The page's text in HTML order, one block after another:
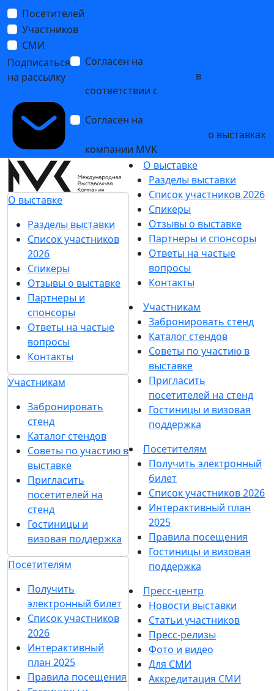
Посетителей
Участников
СМИ
Подписаться
на рассылку
Согласен на
в
соответствии с
Согласен на
о выставках
компании MVK
О выставке
Разделы выставки
Список участников
2026
Спикеры
Отзывы о выставке
Партнеры и
спонсоры
Ответы на частые
вопросы
Контакты
Участникам
Забронировать
стенд
Каталог стендов
Советы по участию в
выставке
Пригласить
посетителей на
стенд
Гостиницы и
визовая поддержка
Посетителям
Получить
электронный билет
Список участников
2026
Интерактивный
план 2025
Правила посещения
О выставке
Разделы выставки
Список участников 2026
Спикеры
Отзывы о выставке
Партнеры и спонсоры
Ответы на частые
вопросы
Контакты
Участникам
Забронировать стенд
Каталог стендов
Советы по участию в
выставке
Пригласить
посетителей на стенд
Гостиницы и визовая
поддержка
Посетителям
Получить электронный
билет
Список участников 2026
Интерактивный план
2025
Правила посещения
Гостиницы и визовая
поддержка
Пресс-центр
Новости выставки
Статьи участников
Пресс-релизы
Фото и видео
Для СМИ
Аккредитация СМИ